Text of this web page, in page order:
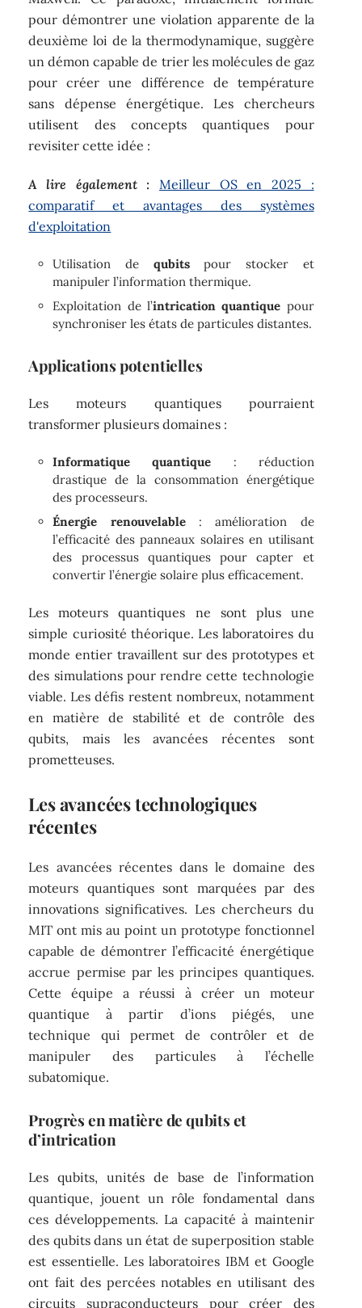
pour démontrer une violation apparente de la
deuxième loi de la thermodynamique, suggère
un démon capable de trier les molécules de gaz
pour créer une différence de température
sans dépense énergétique. Les chercheurs
utilisent des concepts quantiques pour
revisiter cette idée :
A lire également :
Meilleur OS en 2025 :
comparatif et avantages des systèmes
d'exploitation
Utilisation de qubitspour stocker et
manipuler l’information thermique.
Exploitation de l’intrication quantique pour
synchroniser les états de particules distantes.
Applications potentielles
Les moteurs quantiques pourraient
transformer plusieurs domaines :
Informatique quantique : réduction
drastique de la consommation énergétique
des processeurs.
Énergie renouvelable: amélioration de
l’efficacité des panneaux solaires en utilisant
des processus quantiques pour capter et
convertir l’énergie solaire plus efficacement.
Les moteurs quantiques ne sont plus une
simple curiosité théorique. Les laboratoires du
monde entier travaillent sur des prototypes et
des simulations pour rendre cette technologie
viable. Les défis restent nombreux, notamment
en matière de stabilité et de contrôle des
qubits, mais les avancées récentes sont
prometteuses.
Les avancées technologiques
récentes
Les avancées récentes dans le domaine des
moteurs quantiques sont marquées par des
innovations significatives. Les chercheurs du
MIT ont mis au point un prototype fonctionnel
capable de démontrer l’efficacité énergétique
accrue permise par les principes quantiques.
Cette équipe a réussi à créer un moteur
quantique à partir d’ions piégés, une
technique qui permet de contrôler et de
manipuler des particules à l’échelle
subatomique.
Progrès en matière de qubits et
d’intrication
Les qubits, unités de base de l’information
quantique, jouent un rôle fondamental dans
ces développements. La capacité à maintenir
des qubits dans un état de superposition stable
est essentielle. Les laboratoires IBM et Google
ont fait des percées notables en utilisant des
circuits supraconducteurs pour créer des